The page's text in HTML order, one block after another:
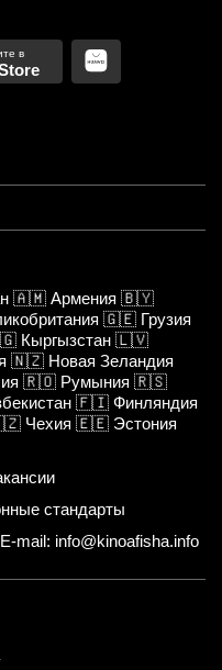
🇦🇲 Армения 🇧🇾
🇬🇪 Грузия
Кыргызстан 🇱🇻
🇳🇿 Новая Зеландия
🇷🇴 Румыния 🇷🇸
🇫🇮 Финляндия
Чехия 🇪🇪 Эстония
стандарты
E-mail: info@kinoafisha.info